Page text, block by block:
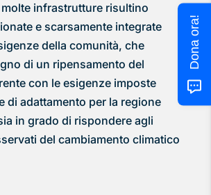
infrastrutture risultino
e scarsamente integrate
della comunità, che
di un ripensamento del
con le esigenze imposte
di adattamento per la regione
in grado di rispondere agli
del cambiamento climatico
Dona ora!